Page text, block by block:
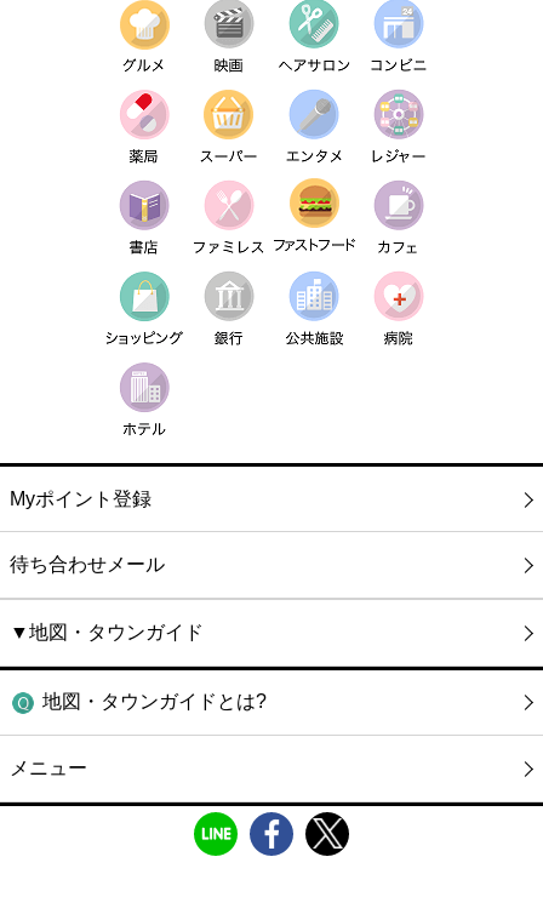
Myポイント登録
待ち合わせメール
▼地図・タウンガイド
地図・タウンガイドとは?
メニュー